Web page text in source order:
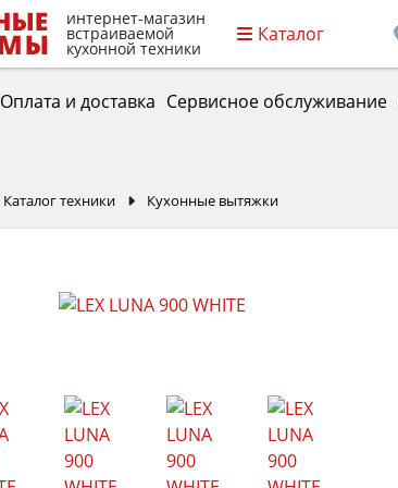
интернет-магазин
встраиваемой
кухонной техники
Каталог
Оплата и доставка Сервисное обслуживание
Каталог техники Кухонные вытяжки